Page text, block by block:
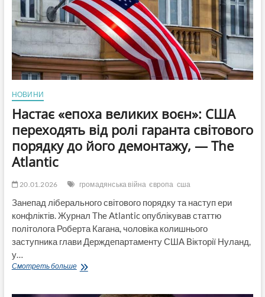
НОВИНИ
Настає «епоха великих воєн»: США
переходять від ролі гаранта світового
порядку до його демонтажу, — The
Atlantic
20.01.2026 громадянська війна європа сша
Занепад ліберального світового порядку та наступ ери
конфліктів. Журнал The Atlantic опублікував статтю
політолога Роберта Кагана, чоловіка колишнього
заступника глави Держдепартаменту США Вікторії Нуланд,
у…
Смотреть большеНастає